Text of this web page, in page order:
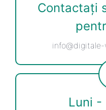
Contactați
Luni -